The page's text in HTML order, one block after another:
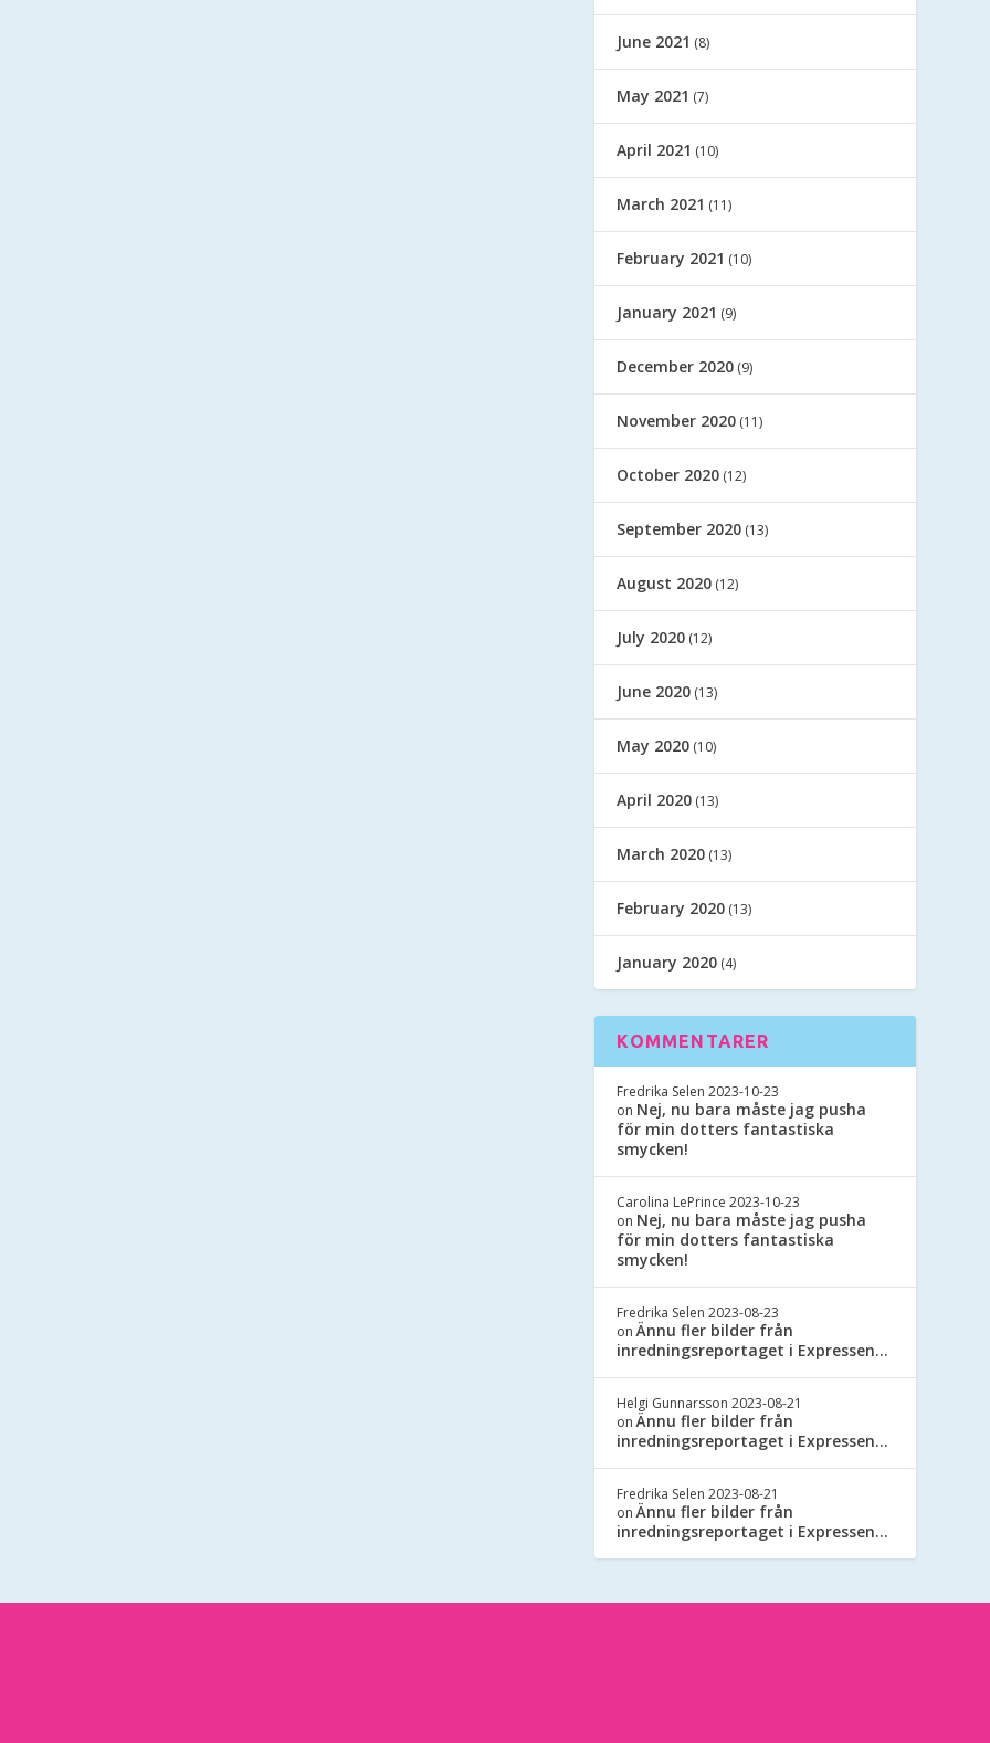
June 2021 (8)
May 2021 (7)
April 2021 (10)
March 2021 (11)
February 2021 (10)
January 2021 (9)
December 2020 (9)
November 2020 (11)
October 2020 (12)
September 2020 (13)
August 2020 (12)
July 2020 (12)
June 2020 (13)
May 2020 (10)
April 2020 (13)
March 2020 (13)
February 2020 (13)
January 2020 (4)
KOMMENTARER
Fredrika Selen 2023-10-23
on Nej, nu bara måste jag pusha
för min dotters fantastiska
smycken!
Carolina LePrince 2023-10-23
on Nej, nu bara måste jag pusha
för min dotters fantastiska
smycken!
Fredrika Selen 2023-08-23
onÄnnu fler bilder från
inredningsreportaget i Expressen…
Helgi Gunnarsson 2023-08-21
onÄnnu fler bilder från
inredningsreportaget i Expressen…
Fredrika Selen 2023-08-21
onÄnnu fler bilder från
inredningsreportaget i Expressen…